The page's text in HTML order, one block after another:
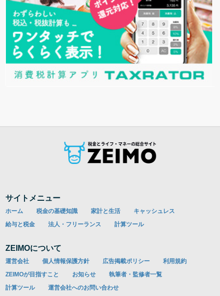
サイトメニュー
ホーム 税金の基礎知識 家計と生活
キャッシュレス
給与と税金
法人・フリーランス 計算ツール
ZEIMOについて
運営会社 個人情報保護方針 広告掲載ポリシー
利用規約
ZEIMOが目指すこと
お知らせ
執筆者・監修者一覧
計算ツール
運営会社へのお問い合わせ